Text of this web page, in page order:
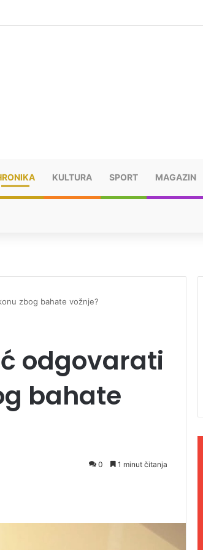
KULTURA SPORT MAGAZIN
zbog bahate vožnje?
odgovarati
bahate
0 1 minut čitanja